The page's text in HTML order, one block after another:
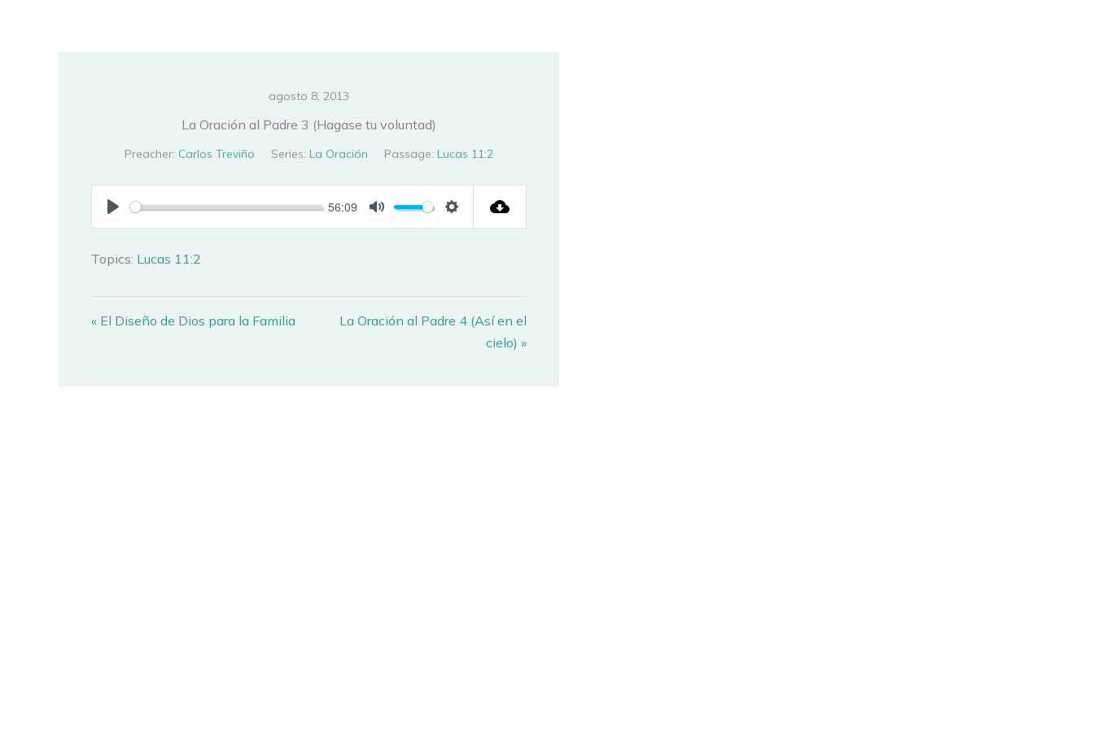
agosto 8, 2013
La Oración al Padre 3 (Hagase tu voluntad)
Preacher: Carlos Treviño Series: La Oración Passage: Lucas 11:2
PLAY
56:09
MUTE SETTINGS
Topics: Lucas 11:2
« El Diseño de Dios para la Familia
La Oración al Padre 4 (Así en el
cielo) »